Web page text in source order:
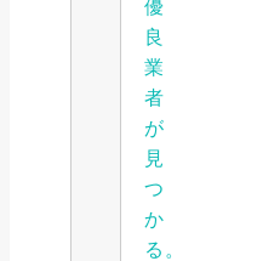
優
良
業
者
が
見
つ
か
る。